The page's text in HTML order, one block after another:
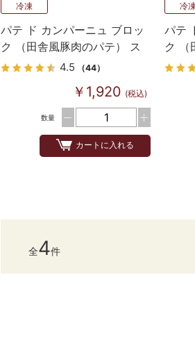
冷凍
パテ ド カンパーニュ ブロッ
ク （田舎風豚肉のパテ） ス
タンダード 4.5 （44）
￥1,920 (税込)
数量
カートに入れる
冷凍
パテ
ク （
セン
全4件